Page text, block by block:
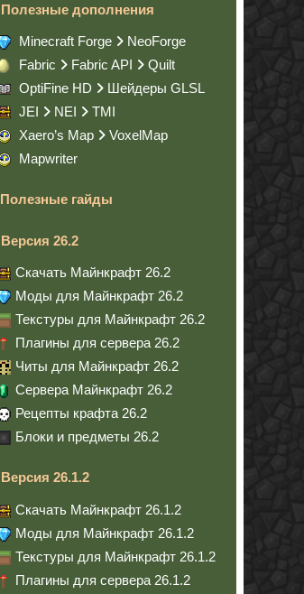
Полезные дополнения
Minecraft Forge
NeoForge
Fabric
Fabric API
Quilt
OptiFine HD
Шейдеры GLSL
JEI
NEI
TMI
Xaero’s Map
VoxelMap
Mapwriter
Полезные гайды
Версия 26.2
Скачать Майнкрафт 26.2
Моды для Майнкрафт 26.2
Текстуры для Майнкрафт 26.2
Плагины для сервера 26.2
Читы для Майнкрафт 26.2
Сервера Майнкрафт 26.2
Рецепты крафта 26.2
Блоки и предметы 26.2
Версия 26.1.2
Скачать Майнкрафт 26.1.2
Моды для Майнкрафт 26.1.2
Текстуры для Майнкрафт 26.1.2
Плагины для сервера 26.1.2